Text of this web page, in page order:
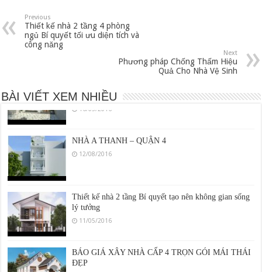
Previous
Thiết kế nhà 2 tầng 4 phòng
ngủ Bí quyết tối ưu diện tích và
công năng
Next
Phương pháp Chống Thấm Hiệu
Quả Cho Nhà Vệ Sinh
BÀI VIẾT XEM NHIỀU
26/04/2016
Thiết Kế Nhà Diện Tích Nhỏ Đầy Đủ Tiện Nghi
16/05/2016
12/08/2016
lý tưởng
11/05/2016
ĐẸP
26/04/2016